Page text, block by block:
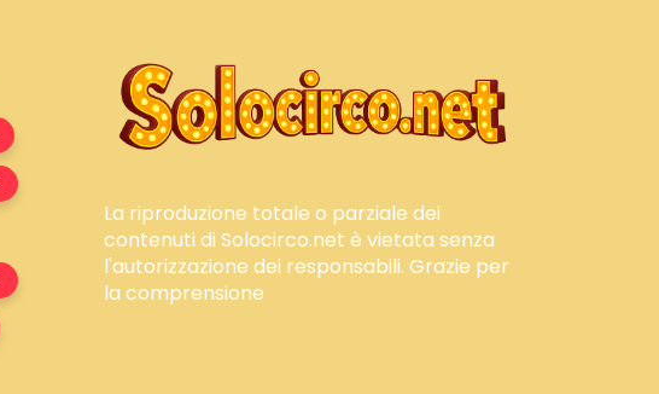
La riproduzione totale o parziale dei
contenuti di Solocirco.net è vietata senza
l'autorizzazione dei responsabili. Grazie per
la comprensione